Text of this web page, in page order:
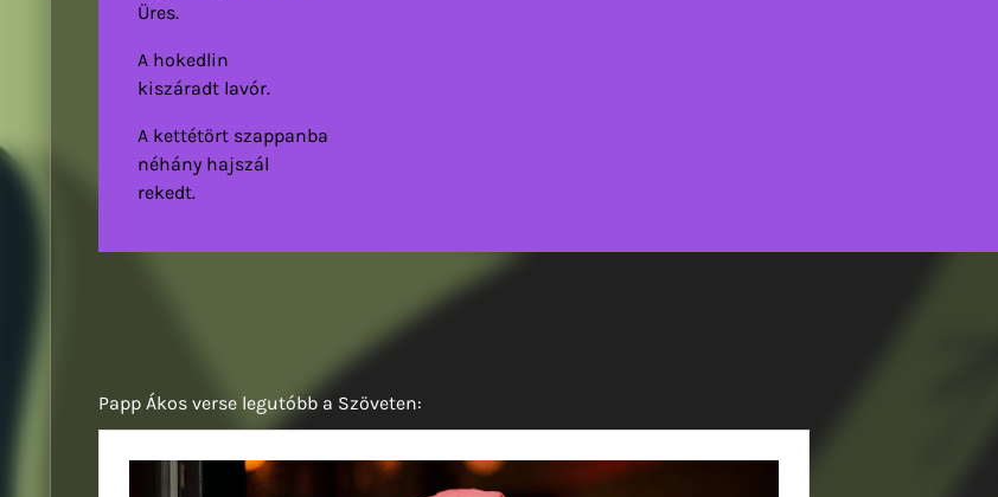
Üres.
A hokedlin
kiszáradt lavór.
A kettétört szappanba
néhány hajszál
rekedt.
Papp Ákos verse legutóbb a Szöveten: